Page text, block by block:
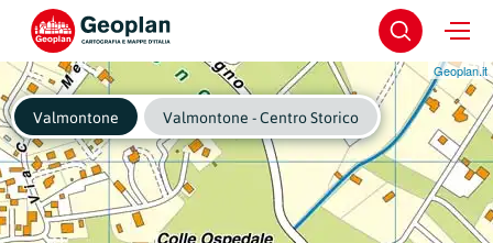
Geoplan.it
Valmontone Valmontone - Centro Storico